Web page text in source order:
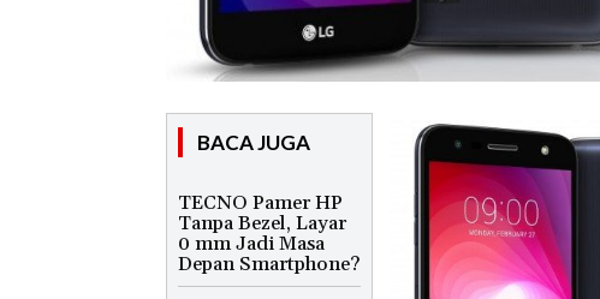
BACA JUGA
TECNO Pamer HP
Tanpa Bezel, Layar
0 mm Jadi Masa
Depan Smartphone?